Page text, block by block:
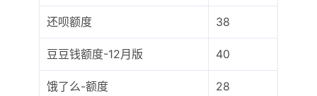
还呗额度 38
豆豆钱额度-12月版 40
饿了么-额度 28